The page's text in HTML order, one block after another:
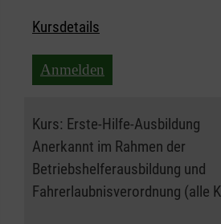
Kursdetails
Anmelden
Kurs: Erste-Hilfe-Ausbildung
Anerkannt im Rahmen der
Betriebshelferausbildung und
Fahrerlaubnisverordnung (alle